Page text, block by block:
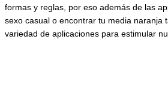
formas y reglas, por eso además de las
sexo casual o encontrar tu media naranja
variedad de aplicaciones para estimular